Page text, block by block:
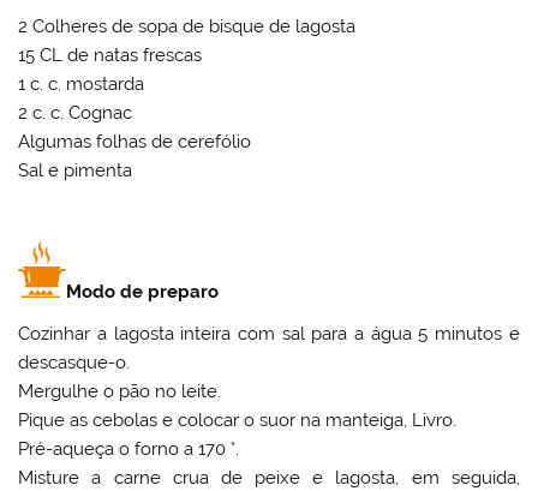
2 Colheres de sopa de bisque de lagosta
15 CL de natas frescas
1 c. c. mostarda
2 c. c. Cognac
Algumas folhas de cerefólio
Sal e pimenta
Modo de preparo
Cozinhar a lagosta inteira com sal para a água 5 minutos e
descasque-o.
Mergulhe o pão no leite.
Pique as cebolas e colocar o suor na manteiga, Livro.
Pré-aqueça o forno a 170 °.
Misture a carne crua de peixe e lagosta, em seguida,